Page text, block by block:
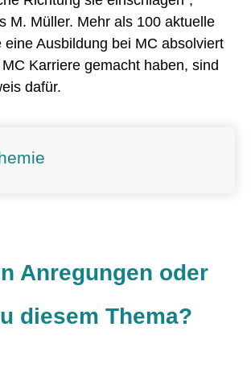
M. Müller. Mehr als 100 aktuelle
eine Ausbildung bei MC absolviert
Karriere gemacht haben, sind
dafür.
Anregungen oder
diesem Thema?